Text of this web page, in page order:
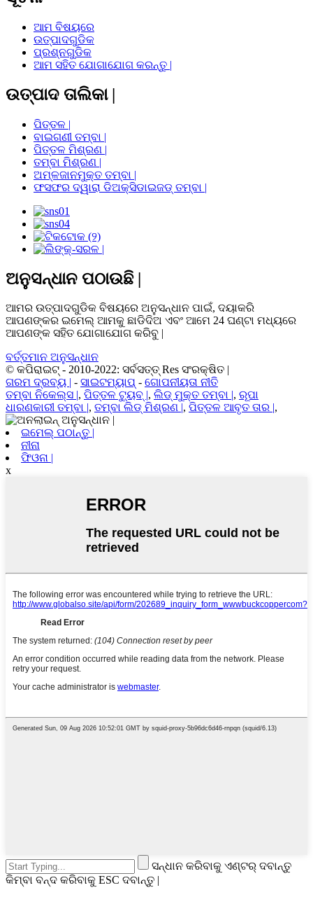
ଆମ ବିଷୟରେ
ଉତ୍ପାଦଗୁଡିକ
ପ୍ରଶ୍ନଗୁଡିକ
ଆମ ସହିତ ଯୋଗାଯୋଗ କରନ୍ତୁ |
ଉତ୍ପାଦ ତାଲିକା |
ପିତ୍ତଳ |
ବାଇଗଣୀ ତମ୍ବା |
ପିତ୍ତଳ ମିଶ୍ରଣ |
ତମ୍ବା ମିଶ୍ରଣ |
ଅମ୍ଳଜାନମୁକ୍ତ ତମ୍ବା |
ଫସଫର ଦ୍ୱାରା ଡିଅକ୍ସିଡାଇଜଡ୍ ତମ୍ବା |
ଅନୁସନ୍ଧାନ ପଠାଉଛି |
ଆମର ଉତ୍ପାଦଗୁଡିକ ବିଷୟରେ ଅନୁସନ୍ଧାନ ପାଇଁ, ଦୟାକରି
ଆପଣଙ୍କର ଇମେଲ୍ ଆମକୁ ଛାଡିଦିଅ ଏବଂ ଆମେ 24 ଘଣ୍ଟା ମଧ୍ୟରେ
ଆପଣଙ୍କ ସହିତ ଯୋଗାଯୋଗ କରିବୁ |
ବର୍ତ୍ତମାନ ଅନୁସନ୍ଧାନ
© କପିରାଇଟ୍ - 2010-2022: ସର୍ବସତ୍ତ୍ Res ସଂରକ୍ଷିତ |
ଗରମ ଦ୍ରବ୍ୟ | - ସାଇଟମ୍ୟାପ୍ - ଗୋପନୀୟତା ନୀତି
ତମ୍ବା ନିକେଲ୍ସ |, ପିତ୍ତଳ ଟ୍ୟୁବ୍ |, ଲିଡ୍ ମୁକ୍ତ ତମ୍ବା |, ରୂପା
ଧାରଣକାରୀ ତମ୍ବା |, ତମ୍ବା ଲିଡ୍ ମିଶ୍ରଣ |, ପିତ୍ତଳ ଆବୃତ ତାର |,
ଇମେଲ୍ ପଠାନ୍ତୁ |
ନୀନା
ଫିଓନା |
x
ସନ୍ଧାନ କରିବାକୁ ଏଣ୍ଟର୍ ଦବାନ୍ତୁ
କିମ୍ବା ବନ୍ଦ କରିବାକୁ ESC ଦବାନ୍ତୁ |